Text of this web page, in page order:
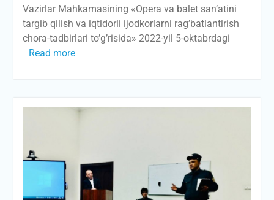
Vazirlar Mahkamasining «Opera va balet san’atini
targib qilish va iqtidorli ijodkorlarni rag’batlantirish
chora-tadbirlari to’g’risida» 2022-yil 5-oktabrdagi
Read more